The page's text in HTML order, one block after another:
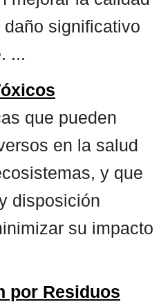
significativo
...
que pueden
en la salud
y que
disposición
su impacto
por Residuos